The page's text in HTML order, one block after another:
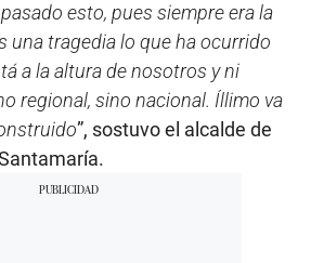
esto, pues siempre era la
una tragedia lo que ha ocurrido
a la altura de nosotros y ni
regional, sino nacional. Íllimo va
”, sostuvo el alcalde de